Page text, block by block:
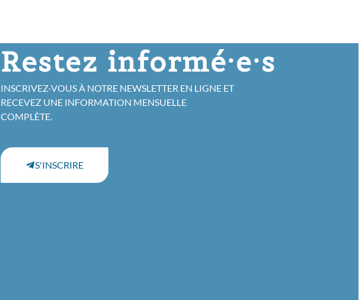
Restez informé·e·s
INSCRIVEZ-VOUS À NOTRE NEWSLETTER EN LIGNE ET
RECEVEZ UNE INFORMATION MENSUELLE
COMPLÈTE.
S'INSCRIRE